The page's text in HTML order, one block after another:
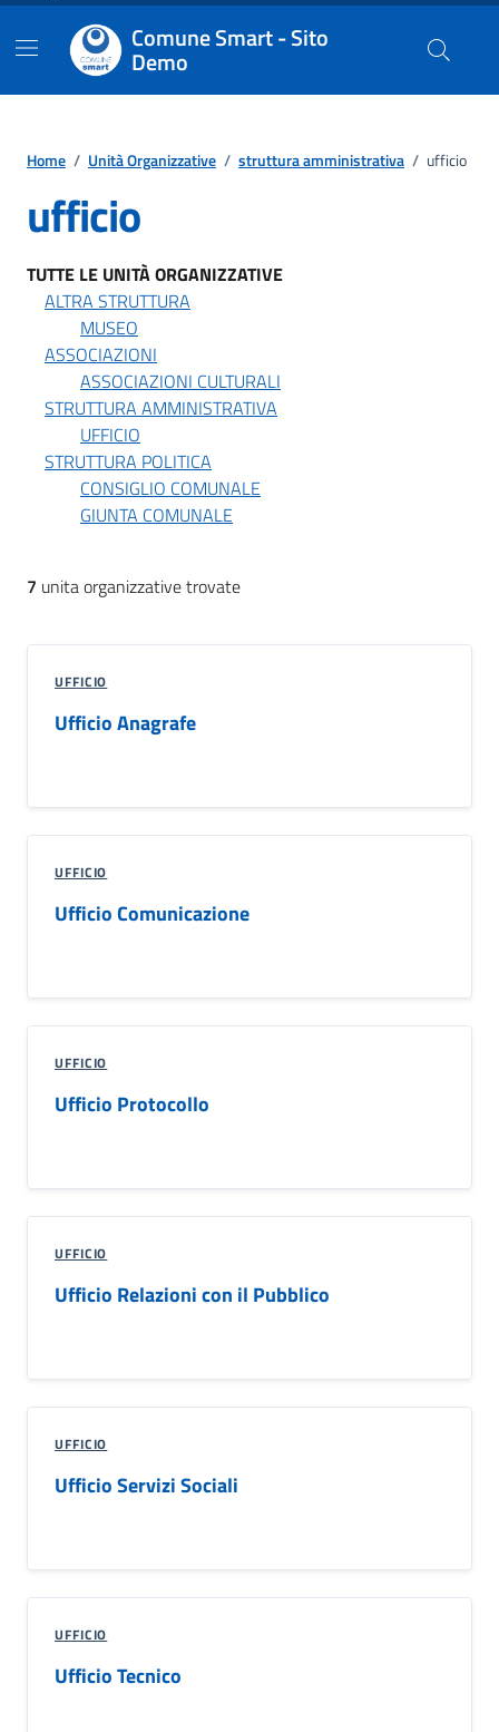
Comune Smart - Sito
Demo
Home / Unità Organizzative / struttura amministrativa / ufficio
ufficio
TUTTE LE UNITÀ ORGANIZZATIVE
ALTRA STRUTTURA
MUSEO
ASSOCIAZIONI
ASSOCIAZIONI CULTURALI
STRUTTURA AMMINISTRATIVA
UFFICIO
STRUTTURA POLITICA
CONSIGLIO COMUNALE
GIUNTA COMUNALE
7 unita organizzative trovate
UFFICIO
Ufficio Anagrafe
UFFICIO
Ufficio Comunicazione
UFFICIO
Ufficio Protocollo
UFFICIO
Ufficio Relazioni con il Pubblico
UFFICIO
Ufficio Servizi Sociali
UFFICIO
Ufficio Tecnico